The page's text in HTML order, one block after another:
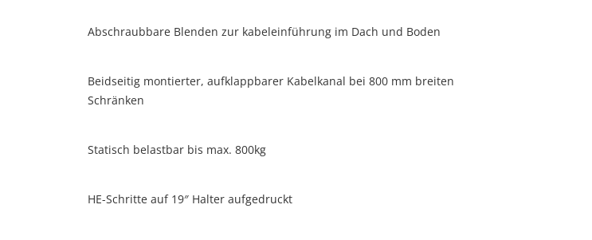
Abschraubbare Blenden zur kabeleinführung im Dach und Boden
Beidseitig montierter, aufklappbarer Kabelkanal bei 800 mm breiten
Schränken
Statisch belastbar bis max. 800kg
HE-Schritte auf 19″ Halter aufgedruckt